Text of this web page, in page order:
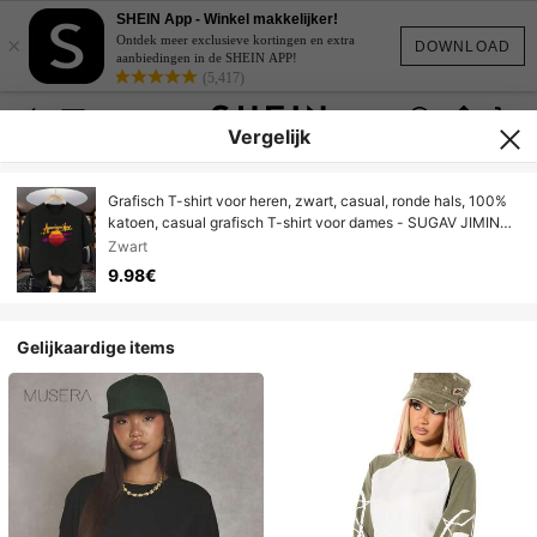
DOWNLOAD
×
SHEIN App - Winkel makkelijker!
Ontdek meer exclusieve kortingen en extra
aanbiedingen in de SHEIN APP!
(5,417)
Vergelijk
Grafisch T-shirt voor heren, zwart, casual, ronde hals, 100%
katoen, casual grafisch T-shirt voor dames - SUGAV JIMIN
JINRM J-HOPE, kleurrijke letterprint, korte mouwen, ronde
hals, elastische katoenmix, perfect voor lente, zomer en
herfst, casual kleding, leuk ontwerp, elastische stof, ideaal
Zwart
9.98€
Gelijkaardige items